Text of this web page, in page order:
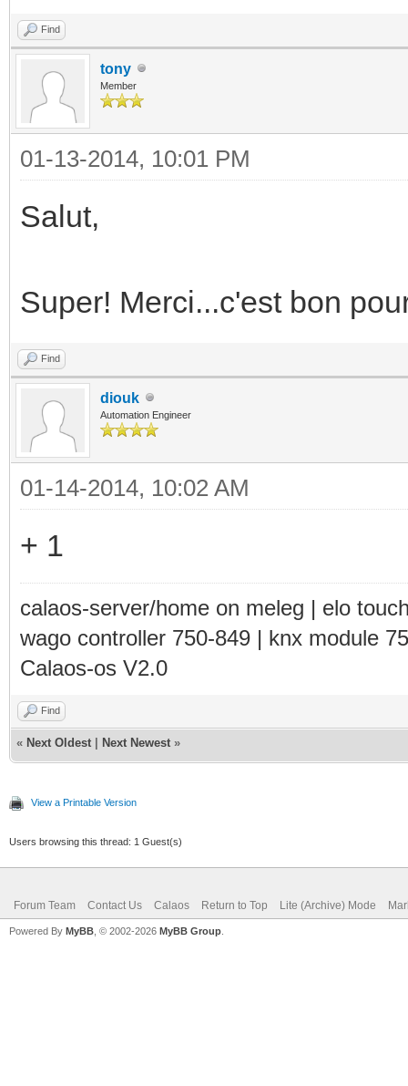
Find
tony
Member
01-13-2014, 10:01 PM
Salut,
Super! Merci...c'est bon
Find
diouk
Automation Engineer
01-14-2014, 10:02 AM
+ 1
calaos-server/home on meleg | elo
wago controller 750-849 | knx module
Calaos-os V2.0
Find
« Next Oldest Next Newest »
View a Printable Version
Users browsing this thread: 1 Guest(s)
Forum Team Contact Us Calaos Return to Top Lite (Archive) Mode
Powered By MyBB , © 2002-2026 MyBB Group